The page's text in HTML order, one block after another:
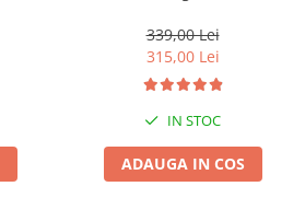
339,00 Lei
315,00 Lei
IN STOC
ADAUGA IN COS